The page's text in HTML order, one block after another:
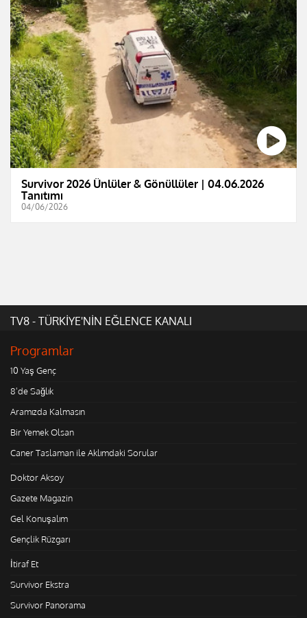
Survivor 2026 Ünlüler & Gönüllüler | 04.06.2026
Tanıtımı
04/06/2026
TV8 - TÜRKİYE'NİN EĞLENCE KANALI
Programlar
10 Yaş Genç
8'de Sağlık
Aramızda Kalmasın
Bir Yemek Olsan
Caner Taslaman ile Aklımdaki Sorular
Doktor Aksoy
Gazete Magazin
Gel Konuşalım
Gençlik Rüzgarı
İtiraf Et
Survivor Ekstra
Survivor Panorama